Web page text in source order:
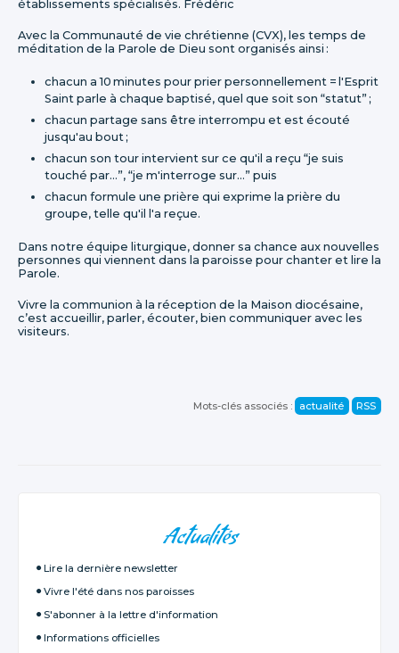
établissements spécialisés. Frédéric
Avec la Communauté de vie chrétienne (CVX), les temps de
méditation de la Parole de Dieu sont organisés ainsi :
chacun a 10 minutes pour prier personnellement = l'Esprit
Saint parle à chaque baptisé, quel que soit son “statut” ;
chacun partage sans être interrompu et est écouté
jusqu'au bout ;
chacun son tour intervient sur ce qu'il a reçu “je suis
touché par…”, “je m'interroge sur…” puis
chacun formule une prière qui exprime la prière du
groupe, telle qu'il l'a reçue.
Dans notre équipe liturgique, donner sa chance aux nouvelles
personnes qui viennent dans la paroisse pour chanter et lire la
Parole.
Vivre la communion à la réception de la Maison diocésaine,
c’est accueillir, parler, écouter, bien communiquer avec les
visiteurs.
Mots-clés associés : actualité RSS
Actualités
Lire la dernière newsletter
Vivre l'été dans nos paroisses
S'abonner à la lettre d'information
Informations officielles